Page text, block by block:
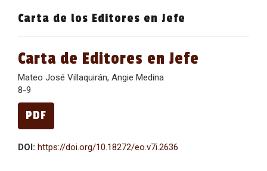
Carta de los Editores en Jefe
Carta de Editores en Jefe
Mateo José Villaquirán, Angie Medina
8-9
PDF
DOI: https://doi.org/10.18272/eo.v7i.2636